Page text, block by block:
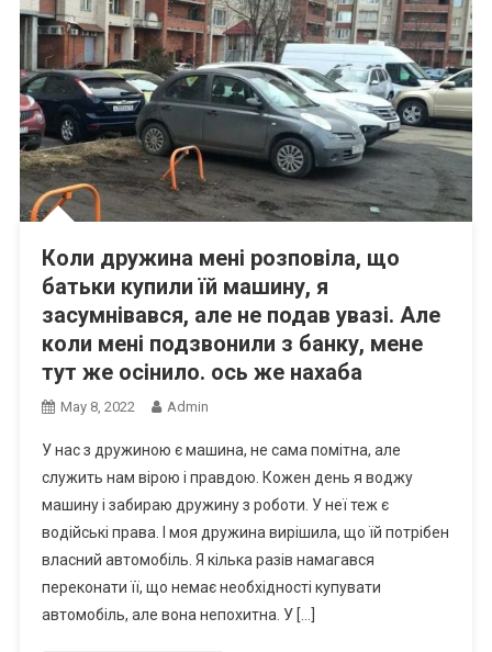
Коли дружина мені розповіла, що
батьки купили їй машину, я
засумнівався, але не подав увазі. Але
коли мені подзвонили з банку, мене
тут же осінило. ось же наxаба
May 8, 2022 Admin
У нас з дружиною є машина, не сама помітна, але
служить нам вірою і правдою. Кожен день я воджу
машину і забираю дружину з роботи. У неї теж є
водійські права. І моя дружина вирішила, що їй потрібен
власний автомобіль. Я кілька разів намагався
переконати її, що немає необхідності купувати
автомобіль, але вона непохитна. У […]